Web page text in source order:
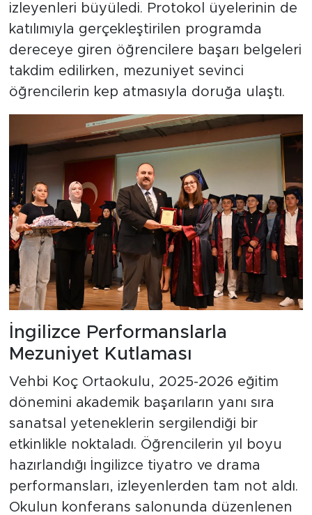
izleyenleri büyüledi. Protokol üyelerinin de
katılımıyla gerçekleştirilen programda
dereceye giren öğrencilere başarı belgeleri
takdim edilirken, mezuniyet sevinci
öğrencilerin kep atmasıyla doruğa ulaştı.
İngilizce Performanslarla
Mezuniyet Kutlaması
Vehbi Koç Ortaokulu, 2025-2026 eğitim
dönemini akademik başarıların yanı sıra
sanatsal yeteneklerin sergilendiği bir
etkinlikle noktaladı. Öğrencilerin yıl boyu
hazırlandığı İngilizce tiyatro ve drama
performansları, izleyenlerden tam not aldı.
Okulun konferans salonunda düzenlenen